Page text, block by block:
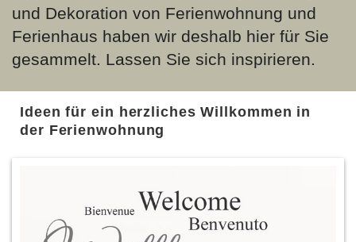
und Dekoration von Ferienwohnung und
Ferienhaus haben wir deshalb hier für Sie
gesammelt. Lassen Sie sich inspirieren.
Ideen für ein herzliches Willkommen in
der Ferienwohnung